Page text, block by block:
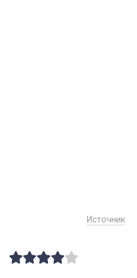
Источник